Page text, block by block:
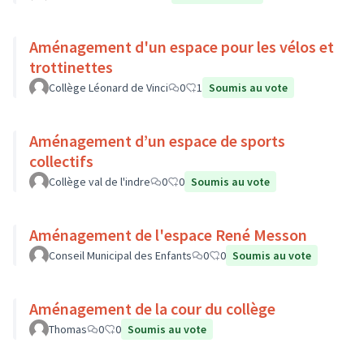
Aménagement d'un espace pour les vélos et
trottinettes
Collège Léonard de Vinci 0 1 Soumis au vote
Aménagement d’un espace de sports
collectifs
Collège val de l'indre 0 0 Soumis au vote
Aménagement de l'espace René Messon
Conseil Municipal des Enfants 0 0 Soumis au vote
Aménagement de la cour du collège
Thomas 0 0 Soumis au vote